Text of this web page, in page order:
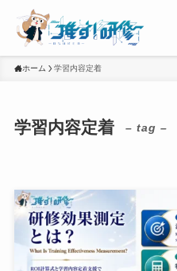
ホーム 学習内容定着
学習内容定着 – tag –